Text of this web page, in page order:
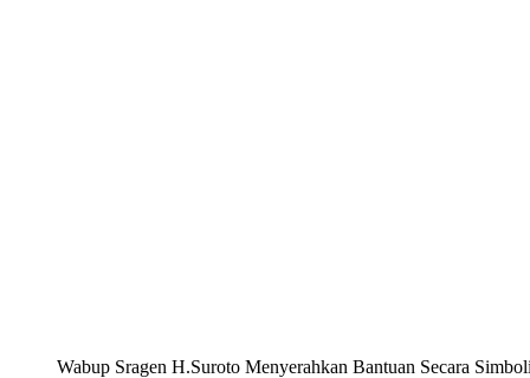
Wabup Sragen H.Suroto Menyerahkan Bantuan Secara